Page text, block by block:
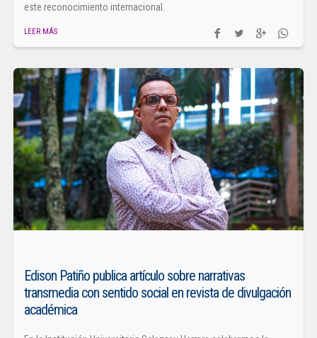
este reconocimiento internacional.
LEER MÁS
Edison Patiño publica artículo sobre narrativas
transmedia con sentido social en revista de divulgación
académica